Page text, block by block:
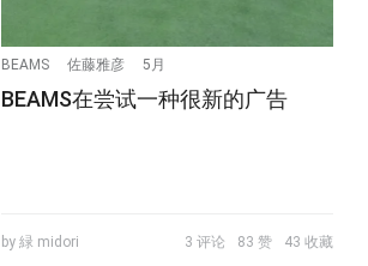
BEAMS 佐藤雅彦 5月
BEAMS在尝试一种很新的广告
by 緑 midori 3 评论 83 赞 43 收藏